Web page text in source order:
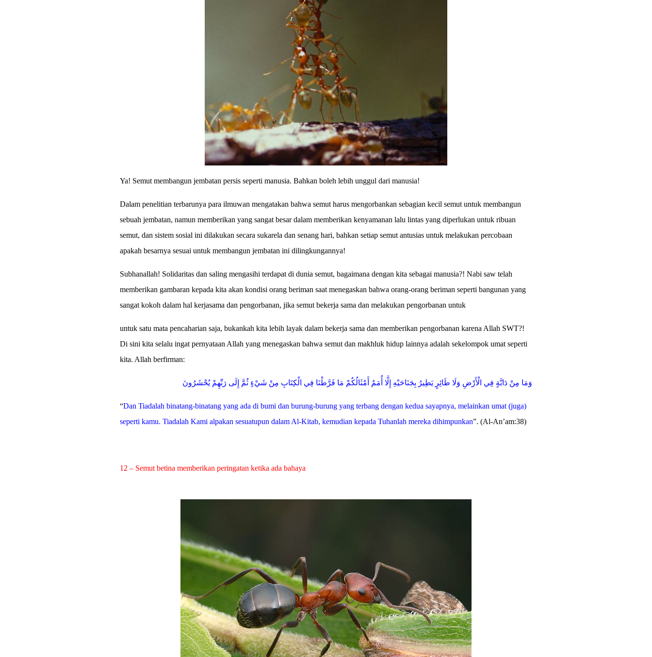
Ya! Semut membangun jembatan persis seperti manusia. Bahkan boleh lebih unggul dari manusia!
Dalam penelitian terbarunya para ilmuwan mengatakan bahwa semut harus mengorbankan sebagian kecil semut untuk membangun
sebuah jembatan, namun memberikan yang sangat besar dalam memberikan kenyamanan lalu lintas yang diperlukan untuk ribuan
semut, dan sistem sosial ini dilakukan secara sukarela dan senang hari, bahkan setiap semut antusias untuk melakukan percobaan
apakah besarnya sesuai untuk membangun jembatan ini dilingkungannya!
Subhanallah! Solidaritas dan saling mengasihi terdapat di dunia semut, bagaimana dengan kita sebagai manusia?! Nabi saw telah
memberikan gambaran kepada kita akan kondisi orang beriman saat menegaskan bahwa orang-orang beriman seperti bangunan yang
sangat kokoh dalam hal kerjasama dan pengorbanan, jika semut bekerja sama dan melakukan pengorbanan untuk
untuk satu mata pencaharian saja, bukankah kita lebih layak dalam bekerja sama dan memberikan pengorbanan karena Allah SWT?!
Di sini kita selalu ingat pernyataan Allah yang menegaskan bahwa semut dan makhluk hidup lainnya adalah sekelompok umat seperti
kita. Allah berfirman:
وَمَا مِنْ دَابَّةٍ فِي الْأَرْضِ وَلَا طَائِرٍ يَطِيرُ بِجَنَاحَيْهِ إِلَّا أُمَمٌ أَمْثَالُكُمْ مَا فَرَّطْنَا فِي الْكِتَابِ مِنْ شَيْءٍ ثُمَّ إِلَى رَبِّهِمْ يُحْشَرُونَ
“Dan Tiadalah binatang-binatang yang ada di bumi dan burung-burung yang terbang dengan kedua sayapnya, melainkan umat (juga)
seperti kamu. Tiadalah Kami alpakan sesuatupun dalam Al-Kitab, kemudian kepada Tuhanlah mereka dihimpunkan”. (Al-An’am:38)
12 – Semut betina memberikan peringatan ketika ada bahaya